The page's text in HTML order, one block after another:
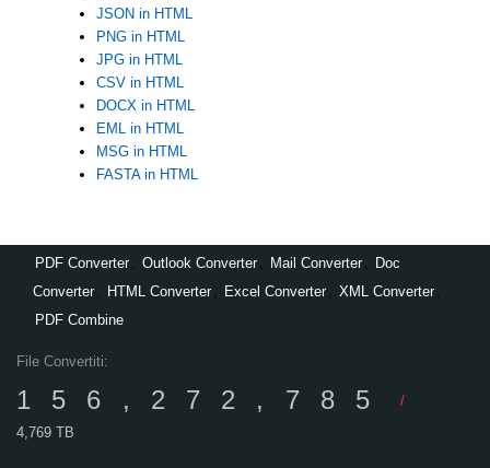
JSON in HTML
PNG in HTML
JPG in HTML
CSV in HTML
DOCX in HTML
EML in HTML
MSG in HTML
FASTA in HTML
PDF Converter Outlook Converter Mail Converter
Doc
Converter
HTML Converter Excel Converter XML Converter
PDF Combine
File Convertiti:
156,272,785
/
4,769 TB